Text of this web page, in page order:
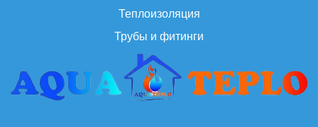
Теплоизоляция
Трубы и фитинги